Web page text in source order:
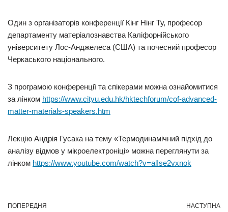
Один з організаторів конференції Кінг Нінг Ту, професор
департаменту матеріалознавства Каліфорнійського
університету Лос-Анджелеса (США) та почесний професор
Черкаського національного.
З програмою конференції та спікерами можна ознайомитися
за лінком https://www.cityu.edu.hk/hktechforum/cof-advanced-
matter-materials-speakers.htm
Лекцію Андрія Гусака на тему «Термодинамічний підхід до
аналізу відмов у мікроелектроніці» можна переглянути за
лінком https://www.youtube.com/watch?v=alIse2vxnok
ПОПЕРЕДНЯ НАСТУПНА